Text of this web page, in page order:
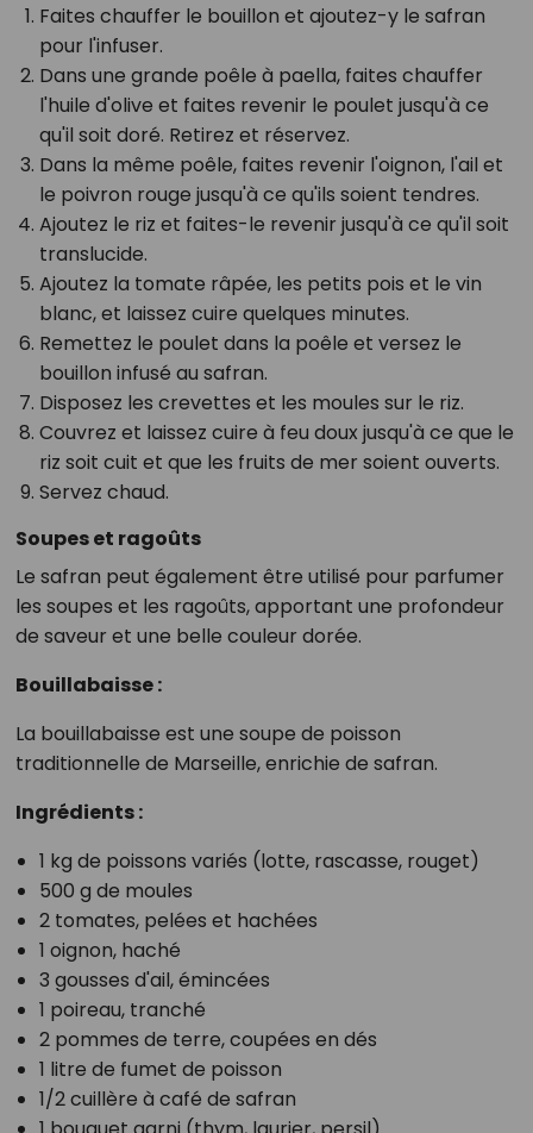
Faites chauffer le bouillon et ajoutez-y le safran
pour l'infuser.
Dans une grande poêle à paella, faites chauffer
l'huile d'olive et faites revenir le poulet jusqu'à ce
qu'il soit doré. Retirez et réservez.
Dans la même poêle, faites revenir l'oignon, l'ail et
le poivron rouge jusqu'à ce qu'ils soient tendres.
Ajoutez le riz et faites-le revenir jusqu'à ce qu'il soit
translucide.
Ajoutez la tomate râpée, les petits pois et le vin
blanc, et laissez cuire quelques minutes.
Remettez le poulet dans la poêle et versez le
bouillon infusé au safran.
Disposez les crevettes et les moules sur le riz.
Couvrez et laissez cuire à feu doux jusqu'à ce que le
riz soit cuit et que les fruits de mer soient ouverts.
Servez chaud.
Soupes et ragoûts
Le safran peut également être utilisé pour parfumer
les soupes et les ragoûts, apportant une profondeur
de saveur et une belle couleur dorée.
Bouillabaisse :
La bouillabaisse est une soupe de poisson
traditionnelle de Marseille, enrichie de safran.
Ingrédients :
1 kg de poissons variés (lotte, rascasse, rouget)
500 g de moules
2 tomates, pelées et hachées
1 oignon, haché
3 gousses d'ail, émincées
1 poireau, tranché
2 pommes de terre, coupées en dés
1 litre de fumet de poisson
1/2 cuillère à café de safran